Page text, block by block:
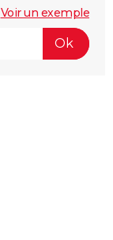
Voir un exemple